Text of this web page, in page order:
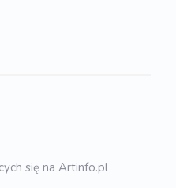
się na Artinfo.pl